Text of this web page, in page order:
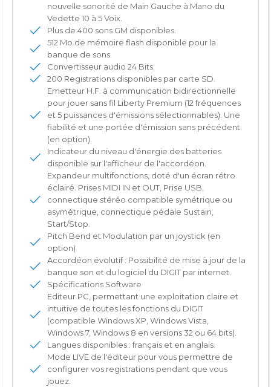
nouvelle sonorité de Main Gauche à Mano du
Vedette 10 à 5 Voix.
Plus de 400 sons GM disponibles.
512 Mo de mémoire flash disponible pour la
banque de sons.
Convertisseur audio 24 Bits.
200 Registrations disponibles par carte SD.
Emetteur H.F. à communication bidirectionnelle
pour jouer sans fil Liberty Premium (12 fréquences
et 5 puissances d'émissions sélectionnables). Une
fiabilité et une portée d'émission sans précédent.
(en option).
Indicateur du niveau d'énergie des batteries
disponible sur l'afficheur de l'accordéon.
Expandeur multifonctions, doté d'un écran rétro
éclairé. Prises MIDI IN et OUT, Prise USB,
connectique stéréo compatible symétrique ou
asymétrique, connectique pédale Sustain,
Start/Stop.
Pitch Bend et Modulation par un joystick (en
option)
Accordéon évolutif : Possibilité de mise à jour de la
banque son et du logiciel du DIGIT par internet.
Spécifications Software
Editeur PC, permettant une exploitation claire et
intuitive de toutes les fonctions du DIGIT
(compatible Windows XP, Windows Vista,
Windows 7, Windows 8 en versions 32 ou 64 bits).
Langues disponibles : français et en anglais.
Mode LIVE de l'éditeur pour vous permettre de
configurer vos registrations pendant que vous
jouez.